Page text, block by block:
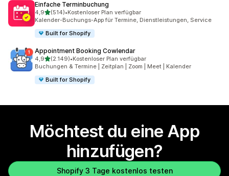
Einfache Terminbuchung
4,9von 5 Sternen
(514)
514 Rezensionen insgesamt
•Kostenloser Plan verfügbar
Kalender-Buchungs-App für Termine, Dienstleistungen, Service
Built for Shopify
Appointment Booking Cowlendar
4,9von 5 Sternen
(2.149)
2149 Rezensionen insgesamt
•Kostenloser Plan verfügbar
Buchungen & Termine | Zeitplan | Zoom | Meet | Kalender
Built for Shopify
Möchtest du eine App
hinzufügen?
Shopify 3 Tage kostenlos testen